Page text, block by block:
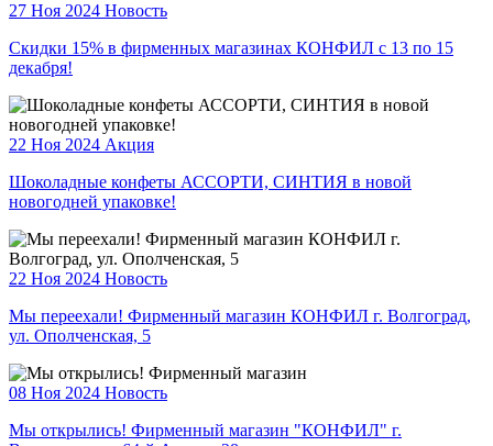
27 Ноя 2024 Новость
Скидки 15% в фирменных магазинах КОНФИЛ с 13 по 15
декабря!
22 Ноя 2024 Акция
Шоколадные конфеты АССОРТИ, СИНТИЯ в новой
новогодней упаковке!
22 Ноя 2024 Новость
Мы переехали! Фирменный магазин КОНФИЛ г. Волгоград,
ул. Ополченская, 5
08 Ноя 2024 Новость
Мы открылись! Фирменный магазин "КОНФИЛ" г.